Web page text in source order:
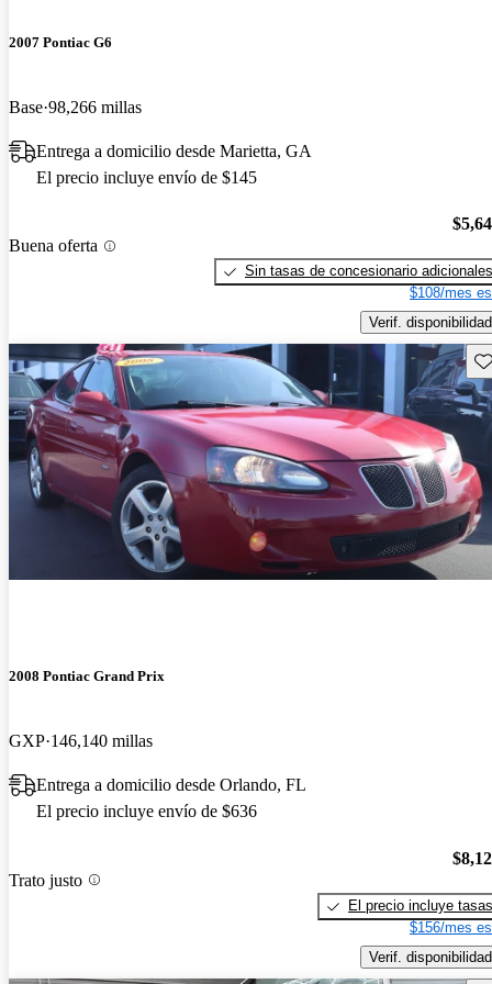
2007 Pontiac G6
Base 98,266 millas
Entrega a domicilio desde Marietta, GA
El precio incluye envío de $145
Buena oferta
Sin tasas de concesionario adicionales
$108/mes
Verif. disponibilidad
2008 Pontiac Grand Prix
GXP 146,140 millas
Entrega a domicilio desde Orlando, FL
El precio incluye envío de $636
Trato justo
El precio incluye tasas
$156/mes
Verif. disponibilidad